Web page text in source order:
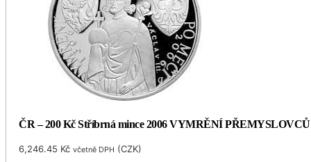
ČR – 200 Kč Stříbrná mince 2006 VYMRĚNÍ
6,246.45 Kč včetně DPH (CZK)